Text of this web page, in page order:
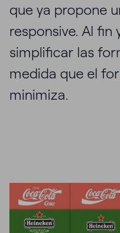
que ya propone
responsive. Al
simplificar las
medida que el
minimiza.